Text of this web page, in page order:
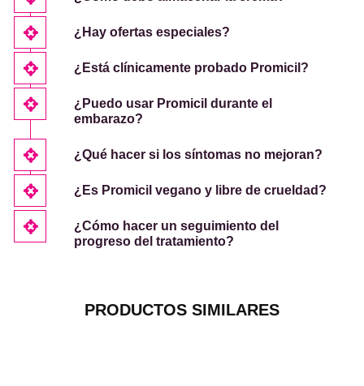
¿Hay ofertas especiales?
¿Está clínicamente probado Promicil?
¿Puedo usar Promicil durante el
embarazo?
¿Qué hacer si los síntomas no mejoran?
¿Es Promicil vegano y libre de crueldad?
¿Cómo hacer un seguimiento del
progreso del tratamiento?
PRODUCTOS SIMILARES